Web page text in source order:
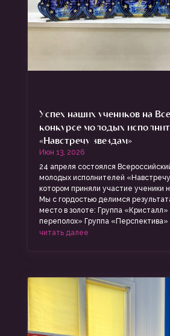
Успех наших учеников на
конкурсе молодых
«Навстречу звездам»
Июн 13, 2026
24 апреля состоялся
молодых исполнителей
котором приняли участие ученики
Мы с гордостью делимся
место в золоте: Группа
переполох» Группа «Перспектива»
читать далее